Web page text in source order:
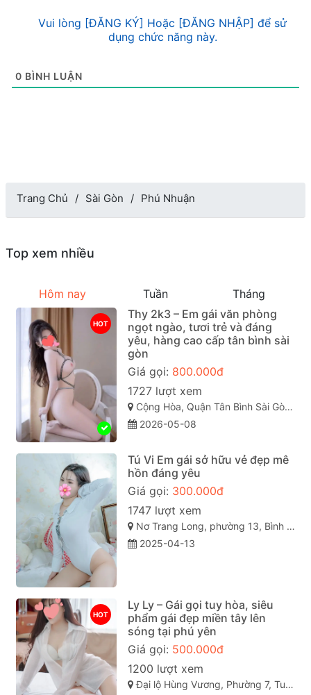
Vui lòng [ĐĂNG KÝ] Hoặc [ĐĂNG NHẬP] để sử
dụng chức năng này.
0 BÌNH LUẬN
Trang Chủ Sài Gòn Phú Nhuận
Top xem nhiều
Hôm nay Tuần Tháng
HOT
Thy 2k3 – Em gái văn phòng
ngọt ngào, tươi trẻ và đáng
yêu, hàng cao cấp tân bình sài
gòn
Giá gọi: 800.000đ
1727 lượt xem
Cộng Hòa, Quận Tân Bình Sài Gòn ( TP. Hồ Chí Minh )
2026-05-08
Tú Vi Em gái sở hữu vẻ đẹp mê
hồn đáng yêu
Giá gọi: 300.000đ
1747 lượt xem
Nơ Trang Long, phường 13, Bình Thạnh, Thành phố Hồ Chí Minh
2025-04-13
HOT
Ly Ly – Gái gọi tuy hòa, siêu
phẩm gái đẹp miền tây lên
sóng tại phú yên
Giá gọi: 500.000đ
1200 lượt xem
Đại lộ Hùng Vương, Phường 7, Tuy Hòa, Phú Yên